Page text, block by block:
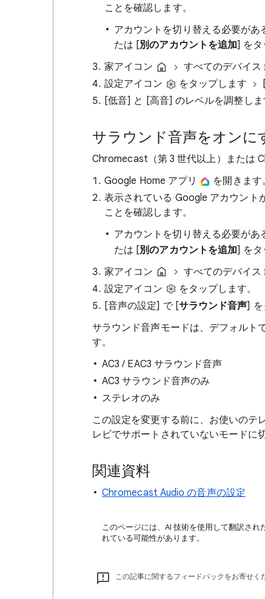
ことを確認します。
アカウントを切り替える必要が
たは [別のアカウントを追加] をタ
家アイコン
すべてのデバイス
設定アイコン
をタップします
[低音] と [高音] のレベルを調整しま
サラウンド音声をオンに
Chromecast（第 3 世代以上）または
Google Home アプリ
を開きます。
表示されている Google アカウント
ことを確認します。
アカウントを切り替える必要が
たは [別のアカウントを追加] をタ
家アイコン
すべてのデバイス
設定アイコン
をタップします。
[音声の設定] で [サラウンド音声] を
サラウンド音声モードは、デフォルト
す。
AC3 / EAC3 サラウンド音声
AC3 サラウンド音声のみ
ステレオのみ
この設定を変更する前に、お使いのテ
レビでサポートされていないモードに
関連資料
Chromecast Audio の音声の設定
このページには、AI 技術を使用して翻訳さ
れている可能性があります。
この記事に関するフィードバックをお寄せく